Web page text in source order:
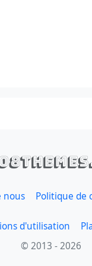
nous Politique de
d'utilisation
© 2013 - 2026